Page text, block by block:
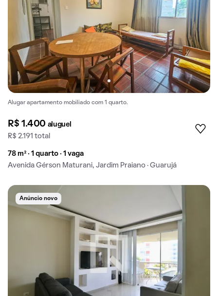
Alugar apartamento mobiliado com 1 quarto.
R$ 1.400 aluguel
R$ 2.191 total
78 m² · 1 quarto · 1 vaga
Avenida Gérson Maturani, Jardim Praiano · Guarujá
Anúncio novo